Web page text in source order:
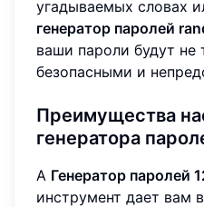
угадываемых словах
генератор паролей
ваши пароли будут
безопасными и
Преимущества
генератора
A Генератор паролей
инструмент дает вам